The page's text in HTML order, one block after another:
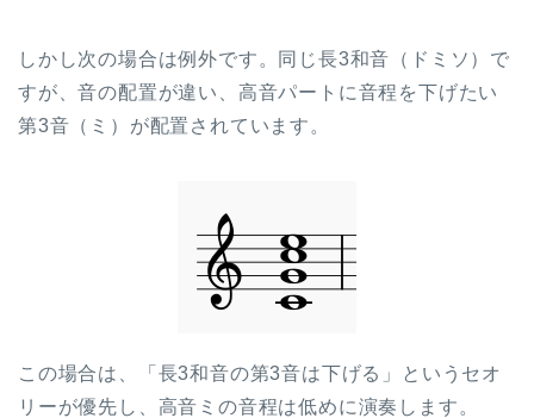
しかし次の場合は例外です。同じ長3和音（ドミソ）で
すが、音の配置が違い、高音パートに音程を下げたい
第3音（ミ）が配置されています。
この場合は、「長3和音の第3音は下げる」というセオ
リーが優先し、高音ミの音程は低めに演奏します。